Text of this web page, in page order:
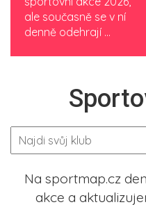
ale současně se v ní
denně odehrají ...
Na sportmap.cz
akce a